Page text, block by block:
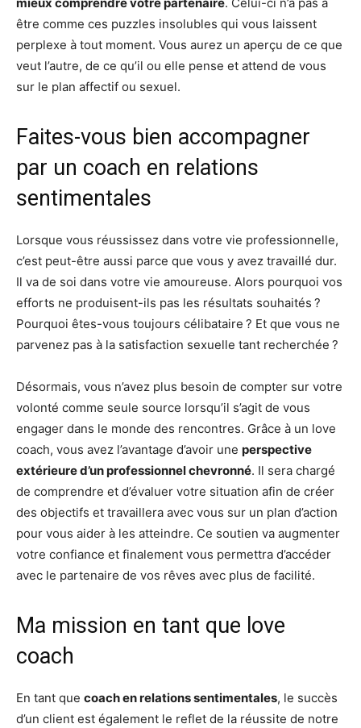
mieux comprendre votre partenaire. Celui-ci n’a pas à
être comme ces puzzles insolubles qui vous laissent
perplexe à tout moment. Vous aurez un aperçu de ce que
veut l’autre, de ce qu’il ou elle pense et attend de vous
sur le plan affectif ou sexuel.
Faites-vous bien accompagner
par un coach en relations
sentimentales
Lorsque vous réussissez dans votre vie professionnelle,
c’est peut-être aussi parce que vous y avez travaillé dur.
Il va de soi dans votre vie amoureuse. Alors pourquoi vos
efforts ne produisent-ils pas les résultats souhaités ?
Pourquoi êtes-vous toujours célibataire ? Et que vous ne
parvenez pas à la satisfaction sexuelle tant recherchée ?
Désormais, vous n’avez plus besoin de compter sur votre
volonté comme seule source lorsqu’il s’agit de vous
engager dans le monde des rencontres. Grâce à un love
coach, vous avez l’avantage d’avoir une perspective
extérieure d’un professionnel chevronné. Il sera chargé
de comprendre et d’évaluer votre situation afin de créer
des objectifs et travaillera avec vous sur un plan d’action
pour vous aider à les atteindre. Ce soutien va augmenter
votre confiance et finalement vous permettra d’accéder
avec le partenaire de vos rêves avec plus de facilité.
Ma mission en tant que love
coach
En tant que coach en relations sentimentales, le succès
d’un client est également le reflet de la réussite de notre